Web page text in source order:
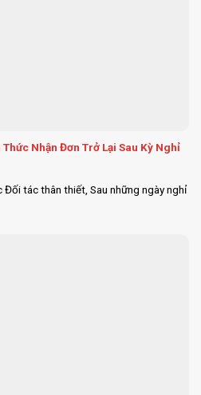
Nhận Đơn Trở Lại Sau Kỳ Nghỉ
Đối tác thân thiết, Sau những ngày nghỉ